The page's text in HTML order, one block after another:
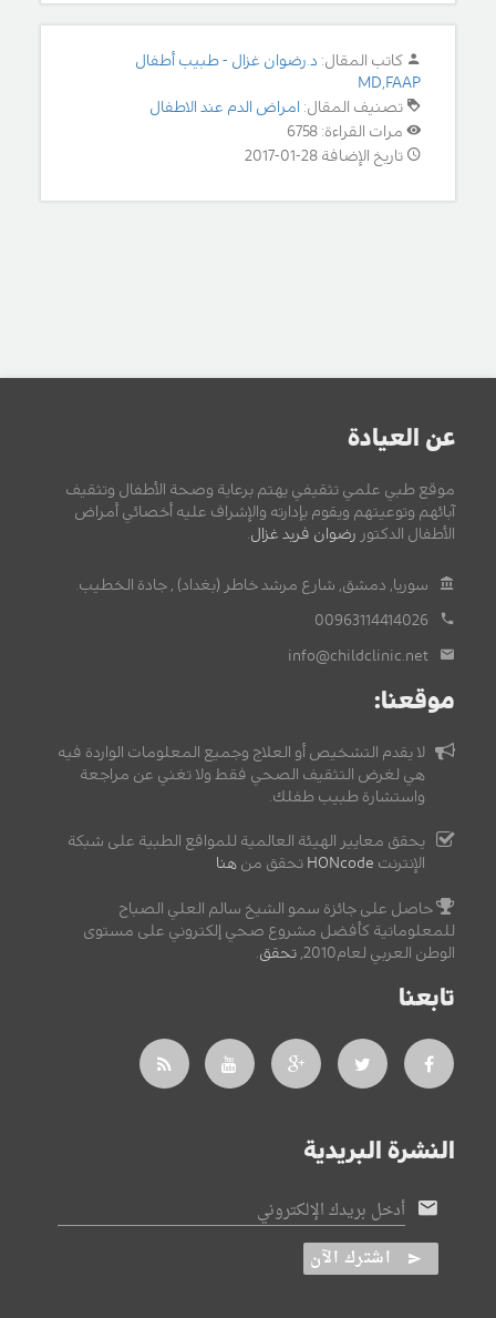
كاتب المقال: د.رضوان غزال - طبيب أطفال
MD,FAAP
تصنيف المقال: امراض الدم عند الاطفال
مرات القراءة: 6758
تاريخ الإضافة 28-01-2017
عن العيادة
موقع طبي علمي تثقيفي يهتم برعاية وصحة الأطفال وتثقيف
آبائهم وتوعيتهم ويقوم بإدارته والإشراف عليه أخصائي أمراض
الأطفال الدكتور رضوان فريد غزال.
سوريا, دمشق, شارع مرشد خاطر (بغداد) , جادة الخطيب.
00963114414026
info@childclinic.net
موقعنا:
لا يقدم التشخيص أو العلاج وجميع المعلومات الواردة فيه
هي لغرض التثقيف الصحي فقط ولا تغني عن مراجعة
واستشارة طبيب طفلك.
يحقق معايير الهيئة العالمية للمواقع الطبية على شبكة
الإنترنت HONcode تحقق من هنا
حاصل على جائزة سمو الشيخ سالم العلي الصباح
للمعلوماتية كأفضل مشروع صحي إلكتروني على مستوى
الوطن العربي لعام2010,
تحقق.
تابعنا
النشرة البريدية
أدخل بريدك الإلكتروني
اشترك الآن